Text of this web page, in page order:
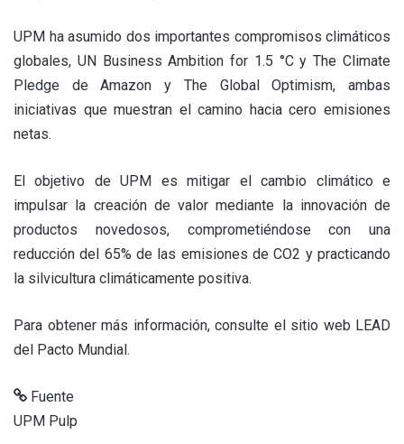
UPM ha asumido dos importantes compromisos climáticos
globales, UN Business Ambition for 1.5 °C y The Climate
Pledge de Amazon y The Global Optimism, ambas
iniciativas que muestran el camino hacia cero emisiones
netas.
El objetivo de UPM es mitigar el cambio climático e
impulsar la creación de valor mediante la innovación de
productos novedosos, comprometiéndose con una
reducción del 65% de las emisiones de CO2 y practicando
la silvicultura climáticamente positiva.
Para obtener más información, consulte el sitio web LEAD
del Pacto Mundial.
Fuente
UPM Pulp